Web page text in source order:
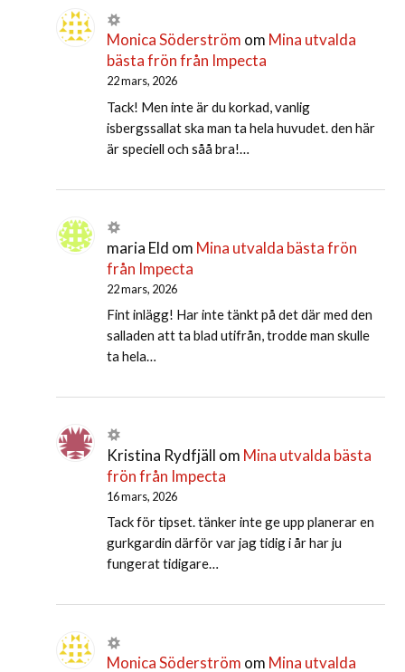
Monica Söderström om Mina utvalda
bästa frön från Impecta
22 mars, 2026
Tack! Men inte är du korkad, vanlig
isbergssallat ska man ta hela huvudet. den här
är speciell och såå bra!…
maria Eld om Mina utvalda bästa frön
från Impecta
22 mars, 2026
Fint inlägg! Har inte tänkt på det där med den
salladen att ta blad utifrån, trodde man skulle
ta hela…
Kristina Rydfjäll om Mina utvalda bästa
frön från Impecta
16 mars, 2026
Tack för tipset. tänker inte ge upp planerar en
gurkgardin därför var jag tidig i år har ju
fungerat tidigare…
Monica Söderström om Mina utvalda